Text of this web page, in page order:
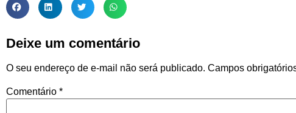
Deixe um comentário
O seu endereço de e-mail não será publicado. Campos
Comentário *